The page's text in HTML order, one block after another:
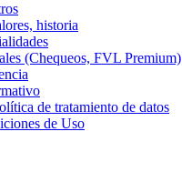
historia
(Chequeos, FVL Premium)
de tratamiento de datos
de Uso